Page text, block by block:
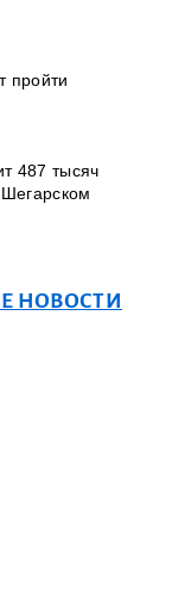
пройти
487 тысяч
НОВОСТИ